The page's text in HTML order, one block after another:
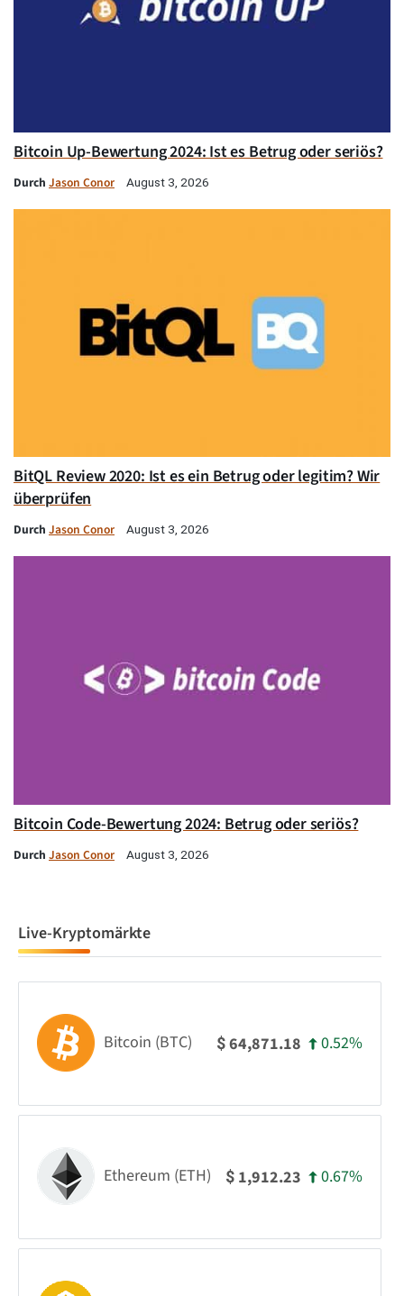
Bitcoin Up-Bewertung 2024: Ist es Betrug oder seriös?
Durch Jason Conor August 3, 2026
BitQL Review 2020: Ist es ein Betrug oder legitim? Wir
überprüfen
Durch Jason Conor August 3, 2026
Bitcoin Code-Bewertung 2024: Betrug oder seriös?
Durch Jason Conor August 3, 2026
Live-Kryptomärkte
Bitcoin (BTC) $64,871.18 0.52%
Ethereum (ETH) $ 1,912.23 0.67%